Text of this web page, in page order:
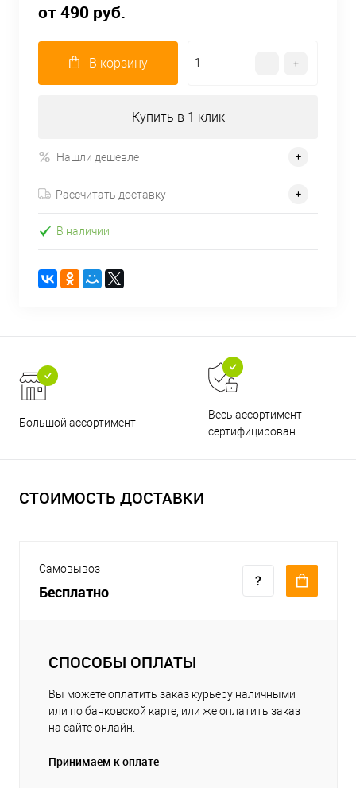
от 490 руб.
В корзину
Купить в 1 клик
Нашли дешевле
Рассчитать доставку
В наличии
Большой ассортимент
Весь ассортимент
сертифицирован
СТОИМОСТЬ ДОСТАВКИ
Самовывоз
Бесплатно
СПОСОБЫ ОПЛАТЫ
Вы можете оплатить заказ курьеру наличными
или по банковской карте, или же оплатить заказ
на сайте онлайн.
Принимаем к оплате